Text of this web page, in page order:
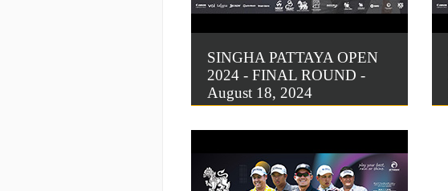
SINGHA PATTAYA OPEN
2024 - FINAL ROUND -
August 18, 2024